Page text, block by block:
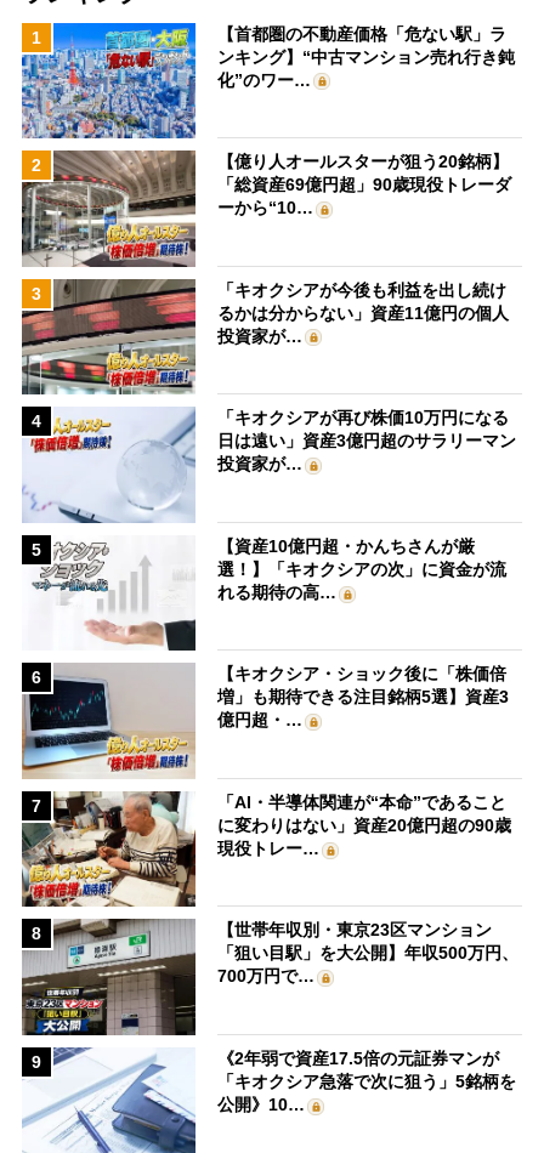
1
【首都圏の不動産価格「危ない駅」ラ
ンキング】“中古マンション売れ行き鈍
化”のワー…
2
【億り人オールスターが狙う20銘柄】
「総資産69億円超」90歳現役トレーダ
ーから“10…
3
「キオクシアが今後も利益を出し続け
るかは分からない」資産11億円の個人
投資家が…
4
「キオクシアが再び株価10万円になる
日は遠い」資産3億円超のサラリーマン
投資家が…
5
【資産10億円超・かんちさんが厳
選！】「キオクシアの次」に資金が流
れる期待の高…
6
【キオクシア・ショック後に「株価倍
増」も期待できる注目銘柄5選】資産3
億円超・…
7
「AI・半導体関連が“本命”であること
に変わりはない」資産20億円超の90歳
現役トレー…
8
【世帯年収別・東京23区マンション
「狙い目駅」を大公開】年収500万円、
700万円で…
9
《2年弱で資産17.5倍の元証券マンが
「キオクシア急落で次に狙う」5銘柄を
公開》10…